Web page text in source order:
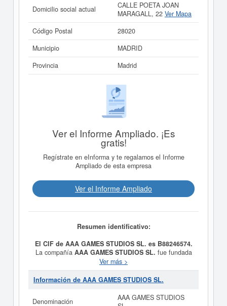
Domicilio social actual
CALLE POETA JOAN
MARAGALL, 22 Ver Mapa
Código Postal
28020
Municipio
MADRID
Provincia
Madrid
Ver el Informe Ampliado. ¡Es
gratis!
Regístrate en eInforma y te regalamos el Informe
Ampliado de esta empresa
Ver el Informe Ampliado
Resumen identificativo:
El CIF de AAA GAMES STUDIOS SL. es B88246574.
La compañía AAA GAMES STUDIOS SL. fue fundada
el día 19/11/2018 teniendo como meta social El diseño,
desarrollo y comercialización de videojuegos,
consultoría, diseño y desarrollo de aplicaciones web.
menor de equipos para las tecnologías de la información
y las comunicaciones. Dentro de la clasificación de
Ver más >
Información de AAA GAMES STUDIOS SL.
Denominación
AAA GAMES STUDIOS